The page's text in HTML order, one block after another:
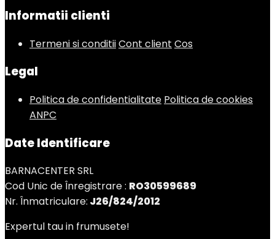
Informatii clienti
Termeni si conditiiCont client Cos
Legal
Politica de confidentialitate Politica de cookies
ANPC
Date Identificare
BARNACENTER SRL
Cod Unic de Înregistrare : RO30599689
Nr. Înmatriculare: J26/824/2012
Expertul tau in frumusete!